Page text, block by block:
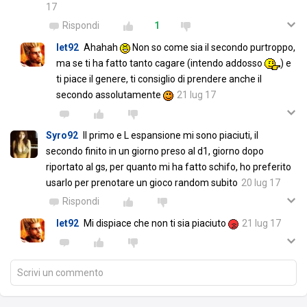
17
Rispondi
1
let92 Ahahah
Non so come sia il secondo purtroppo,
ma se ti ha fatto tanto cagare (intendo addosso
) e
ti piace il genere, ti consiglio di prendere anche il
secondo assolutamente
21 lug 17
Syro92
Il primo e L espansione mi sono piaciuti, il
secondo finito in un giorno preso al d1, giorno dopo
riportato al gs, per quanto mi ha fatto schifo, ho preferito
usarlo per prenotare un gioco random subito 20 lug 17
Rispondi
let92 Mi dispiace che non ti sia piaciuto 21 lug 17
Scrivi un commento